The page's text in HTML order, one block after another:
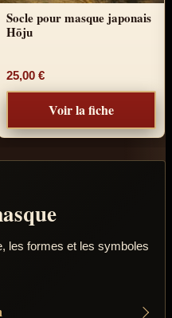
Socle pour masque japonais
Hōju
25,00 €
Voir la fiche
les formes et les symboles